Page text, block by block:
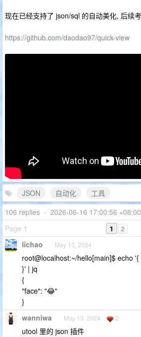
现在已经支持了 json/sql 的自动美化, 后续
https://github.com/daodao97/quick-view
JSON 自动化
工具
106 replies • 2026-06-16 17:00:56 +08:00
Page 1
1 2
lichao May 13, 2024
root@localhost:~/hello[main]$ echo
}' | jq
{
"face": "😂"
}
wanniwa May 13, 2024 2
utool 里的 json 插件